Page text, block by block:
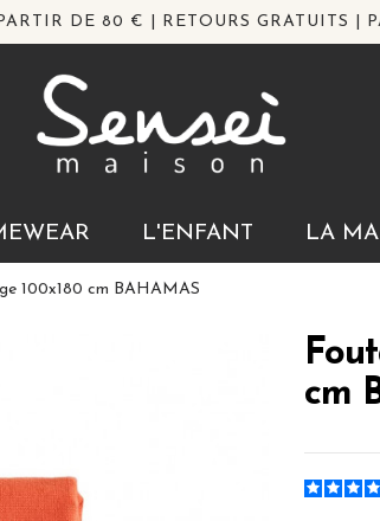
DE 80 € | RETOURS GRATUITS |
L'ENFANT LA
100x180 cm BAHAMAS
cm